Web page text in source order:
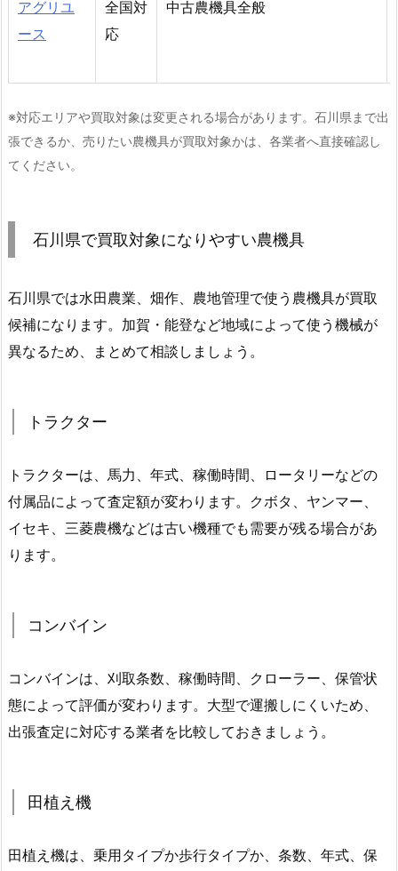
アグリユ
ース
全国対
応
中古農機具全般
※対応エリアや買取対象は変更される場合があります。石川県まで出
張できるか、売りたい農機具が買取対象かは、各業者へ直接確認し
てください。
石川県で買取対象になりやすい農機具
石川県では水田農業、畑作、農地管理で使う農機具が買取
候補になります。加賀・能登など地域によって使う機械が
異なるため、まとめて相談しましょう。
トラクター
トラクターは、馬力、年式、稼働時間、ロータリーなどの
付属品によって査定額が変わります。クボタ、ヤンマー、
イセキ、三菱農機などは古い機種でも需要が残る場合があ
ります。
コンバイン
コンバインは、刈取条数、稼働時間、クローラー、保管状
態によって評価が変わります。大型で運搬しにくいため、
出張査定に対応する業者を比較しておきましょう。
田植え機
田植え機は、乗用タイプか歩行タイプか、条数、年式、保